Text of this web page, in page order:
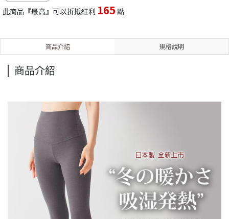
此商品『最高』可以折抵紅利 165點
商品介紹 規格說明
商品介紹